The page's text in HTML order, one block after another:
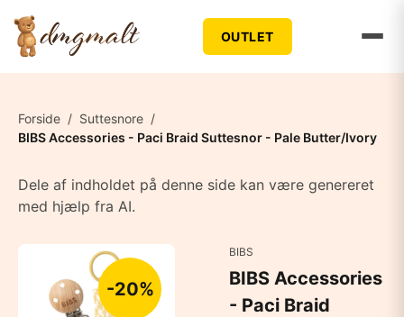
OUTLET
Forside / Suttesnore /
BIBS Accessories - Paci Braid Suttesnor - Pale Butter/Ivory
Dele af indholdet på denne side kan være genereret
med hjælp fra AI.
-20%
BIBS
BIBS Accessories
- Paci Braid